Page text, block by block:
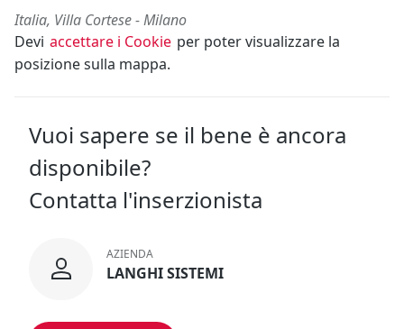
Italia, Villa Cortese - Milano
Devi accettare i Cookie per poter visualizzare la
posizione sulla mappa.
Vuoi sapere se il bene è ancora
disponibile?
Contatta l'inserzionista
AZIENDA
LANGHI SISTEMI